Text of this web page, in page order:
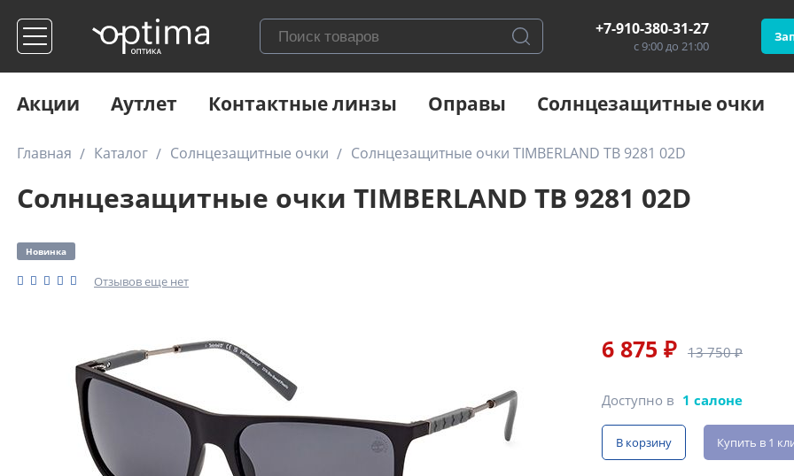
+7-910-380-31-27
с 9:00 до 21:00
Акции Аутлет Контактные линзы Оправы Солнцезащитные очки
Главная Каталог Солнцезащитные очки Солнцезащитные очки TIMBERLAND TB 9281 02D
Солнцезащитные очки TIMBERLAND TB 9281 02D
Новинка
Отзывов еще нет
6 875 ₽ 13 750 ₽
Доступно в 1 салоне
В корзину Купить в 1